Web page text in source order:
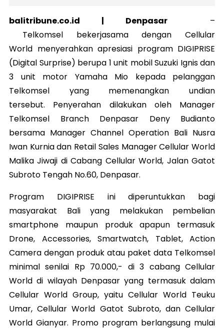
balitribune.co.id | Denpasar –
Telkomsel bekerjasama dengan Cellular
World menyerahkan apresiasi program DIGIPRISE
(Digital Surprise) berupa 1 unit mobil Suzuki Ignis dan
3 unit motor Yamaha Mio kepada pelanggan
Telkomsel yang memenangkan undian
tersebut. Penyerahan dilakukan oleh Manager
Telkomsel Branch Denpasar Deny Budianto
bersama Manager Channel Operation Bali Nusra
Iwan Kurnia dan Retail Sales Manager Cellular World
Malika Jiwaji di Cabang Cellular World, Jalan Gatot
Subroto Tengah No.60, Denpasar.
Program DIGIPRISE ini diperuntukkan bagi
masyarakat Bali yang melakukan pembelian
smartphone maupun produk apapun termasuk
Drone, Accessories, Smartwatch, Tablet, Action
Camera dengan produk atau paket data Telkomsel
minimal senilai Rp 70.000,- di 3 cabang Cellular
World di wilayah Denpasar yang termasuk dalam
Cellular World Group, yaitu Cellular World Teuku
Umar, Cellular World Gatot Subroto, dan Cellular
World Gianyar. Promo program berlangsung mulai